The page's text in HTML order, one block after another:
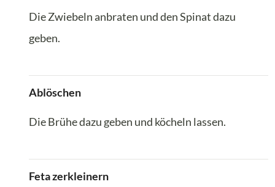
Die Zwiebeln anbraten und den Spinat dazu
geben.
Ablöschen
Die Brühe dazu geben und köcheln lassen.
Feta zerkleinern